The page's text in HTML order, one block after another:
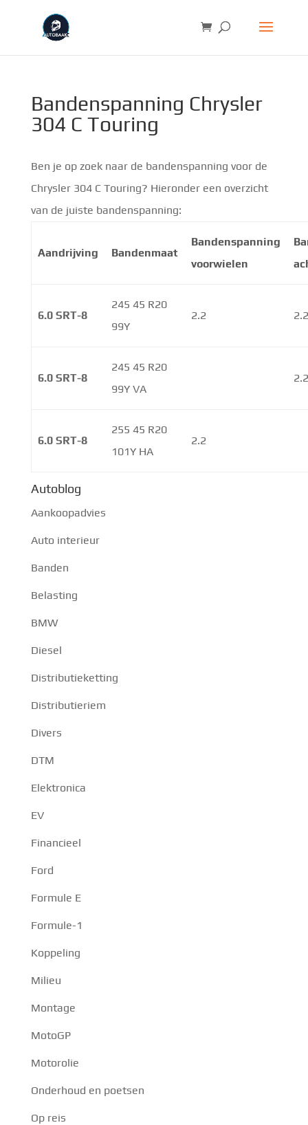
Bandenspanning Chrysler
304 C Touring
Ben je op zoek naar de bandenspanning voor de
Chrysler 304 C Touring? Hieronder een overzicht
van de juiste bandenspanning:
Aandrijving Bandenmaat
Bandenspanning
voorwielen
6.0 SRT-8
245 45 R20
99Y
2.2
6.0 SRT-8
245 45 R20
99Y VA
6.0 SRT-8
255 45 R20
101Y HA
2.2
Autoblog
Aankoopadvies
Auto interieur
Banden
Belasting
BMW
Diesel
Distributieketting
Distributieriem
Divers
DTM
Elektronica
EV
Financieel
Ford
Formule E
Formule-1
Koppeling
Milieu
Montage
MotoGP
Motorolie
Onderhoud en poetsen
Op reis